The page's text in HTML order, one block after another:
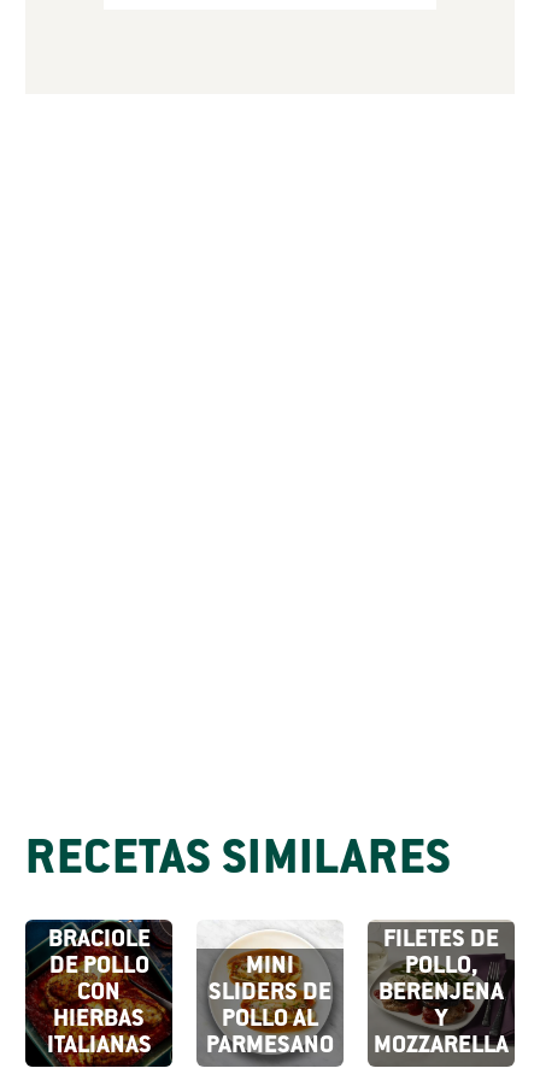
RECETAS SIMILARES
BRACIOLE
DE POLLO
CON
HIERBAS
ITALIANAS
MINI
SLIDERS DE
POLLO AL
PARMESANO
FILETES DE
POLLO,
BERENJENA
Y
MOZZARELLA